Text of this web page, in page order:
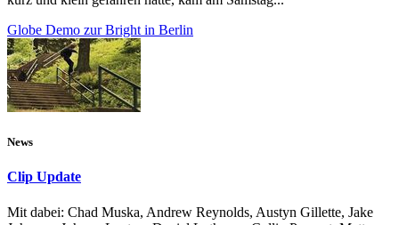
Globe Demo zur Bright in Berlin
News
Clip Update
Mit dabei: Chad Muska, Andrew Reynolds, Austyn Gillette, Jake